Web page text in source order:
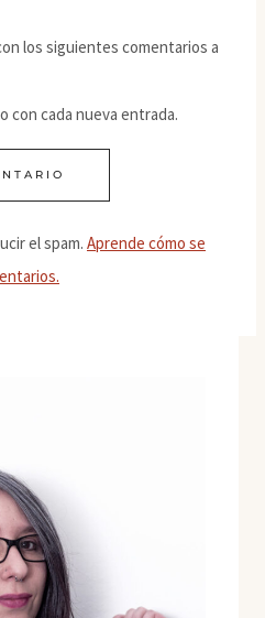
los siguientes comentarios a
con cada nueva entrada.
el spam. Aprende cómo se